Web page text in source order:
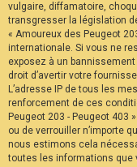
vulgaire, diffamatoire,
transgresser la législation
« Amoureux des Peugeot
internationale. Si vous ne
exposez à un
droit d’avertir votre
L’adresse IP de tous les
renforcement de ces
Peugeot 203 - Peugeot 403
ou de verrouiller n’importe
nous estimons cela
toutes les informations que